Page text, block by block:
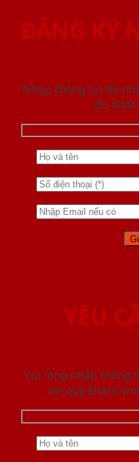
ĐĂNG KÝ
Nhập thông tin để
đủ nhất
YÊU
Vui lòng nhập thông
với quý khách